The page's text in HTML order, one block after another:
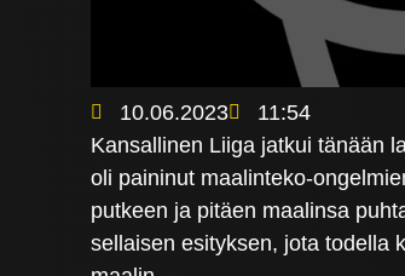
10.06.2023
11:54
Kansallinen Liiga jatkui tänään
oli paininut maalinteko-
putkeen ja pitäen maalinsa
sellaisen esityksen, jota todella